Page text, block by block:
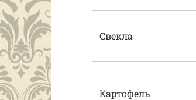
Свекла
Картофель